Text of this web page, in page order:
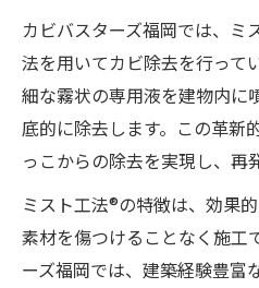
カビバスターズ福岡では、ミ
法を用いてカビ除去を行って
細な霧状の専用液を建物内に
底的に除去します。この革新
っこからの除去を実現し、再
ミスト工法®の特徴は、効果
素材を傷つけることなく施工
ーズ福岡では、建築経験豊富